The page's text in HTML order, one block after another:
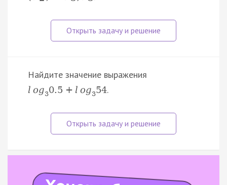
Найдите значение выражения
l og30.5 + l og354.